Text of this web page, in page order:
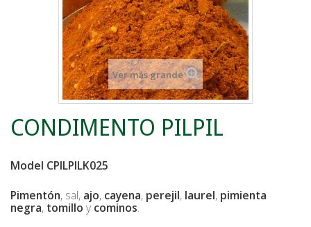
Ver más grande
CONDIMENTO PILPIL
Model CPILPILK025
Pimentón, sal, ajo, cayena, perejil, laurel, pimienta
negra, tomillo y cominos.